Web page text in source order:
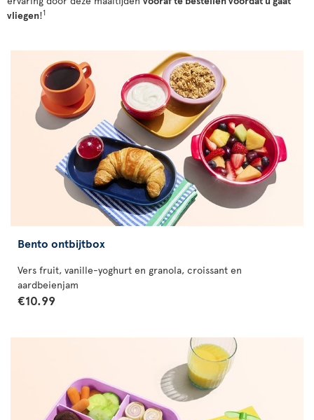
vliegen!1
Bento ontbijtbox
Vers fruit, vanille-yoghurt en granola, croissant en
aardbeienjam
€10.99